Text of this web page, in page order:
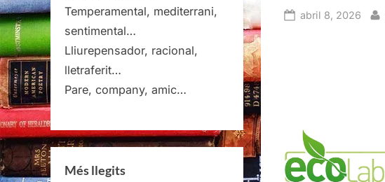
Posted
abril 8, 2026
Temperamental, mediterrani,
sentimental…
Lliurepensador, racional,
lletraferit…
Pare, company, amic…
Més llegits